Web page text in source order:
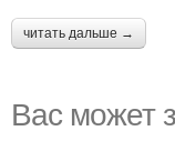
читать дальше →
Вас может